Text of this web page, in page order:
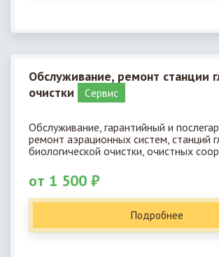
Обслуживание, ремонт станции
очистки
Cервис
Обслуживание, гарантийный и
ремонт аэрационных систем, станций
биологической очистки, очистных
от 1 500 ₽
Подробнее